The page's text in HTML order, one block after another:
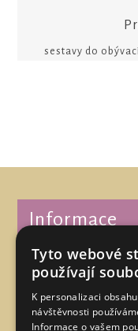
sestavy do
Informace
Zákaznická
Můj účet
Tyto webové
používají
K personalizaci
návštěvnosti
Informace o vašem